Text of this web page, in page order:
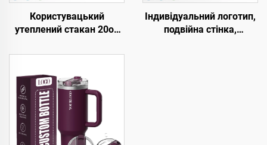
Користувацький
утеплений стакан 20oz
кришкою з відкидною
нержавіюча подорожня
кружка з ручкою для
гарячих і холодних
напоїв
Індивідуальний логотип,
подвійна стінка,